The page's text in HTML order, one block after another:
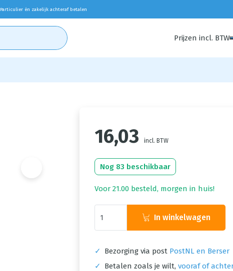
Particulier én zakelijk achteraf betalen
Prijzen incl. BTW
16,03 incl. BTW
Nog 83 beschikbaar
Voor 21.00 besteld, morgen in huis!
In winkelwagen
✓ Bezorging via post PostNL en Berser
✓
Betalen zoals je wilt, vooraf of